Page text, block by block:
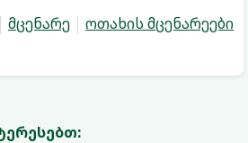
მცენარე ოთახის მცენარეები